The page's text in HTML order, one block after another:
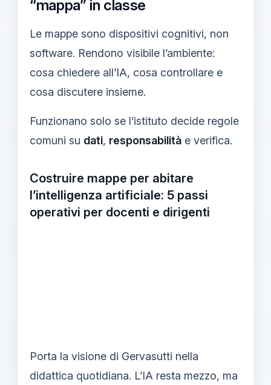
“mappa” in classe
Le mappe sono dispositivi cognitivi, non
software. Rendono visibile l’ambiente:
cosa chiedere all’IA, cosa controllare e
cosa discutere insieme.
Funzionano solo se l’istituto decide regole
comuni su dati, responsabilità e verifica.
Costruire mappe per abitare
l’intelligenza artificiale: 5 passi
operativi per docenti e dirigenti
Porta la visione di Gervasutti nella
didattica quotidiana. L’IA resta mezzo, ma